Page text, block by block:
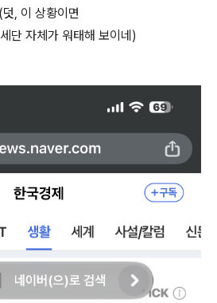
(덧, 이 상황이면
단 자체가 워태해 보이네)